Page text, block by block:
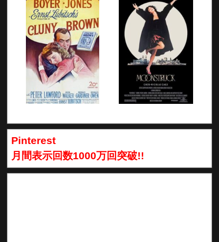
Pinterest
月間表示回数1000万回突破!!